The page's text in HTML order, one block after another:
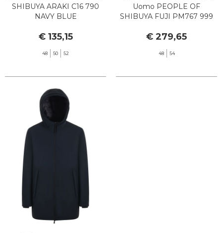
SHIBUYA ARAKI C16 790
NAVY BLUE
€ 135,15
48 50 52
Uomo PEOPLE OF
SHIBUYA FUJI PM767 999
€ 279,65
48 54